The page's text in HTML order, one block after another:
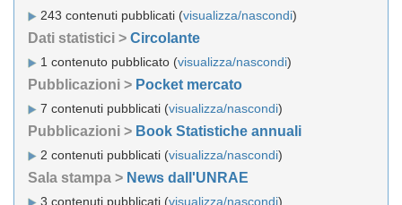
243 contenuti pubblicati (visualizza/nascondi)
Dati statistici > Circolante
1 contenuto pubblicato (visualizza/nascondi)
Pubblicazioni > Pocket mercato
7 contenuti pubblicati (visualizza/nascondi)
Pubblicazioni > Book Statistiche annuali
2 contenuti pubblicati (visualizza/nascondi)
Sala stampa > News dall'UNRAE
3 contenuti pubblicati (visualizza/nascondi)